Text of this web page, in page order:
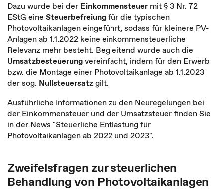
Dazu wurde bei der Einkommensteuer mit § 3 Nr. 72
EStG eine Steuerbefreiungfür die typischen
Photovoltaikanlagen eingeführt, sodass für kleinere PV-
Anlagen ab 1.1.2022 keine einkommensteuerliche
Relevanz mehr besteht. Begleitend wurde auch die
Umsatzbesteuerungvereinfacht, indem für den Erwerb
bzw. die Montage einer Photovoltaikanlage ab 1.1.2023
der sog. Nullsteuersatzgilt.
Ausführliche Informationen zu den Neuregelungen bei
der Einkommensteuer und der Umsatzsteuer finden Sie
in der News "Steuerliche Entlastung für
Photovoltaikanlagen ab 2022 und 2023".
Zweifelsfragen zur steuerlichen
Behandlung von Photovoltaikanlagen